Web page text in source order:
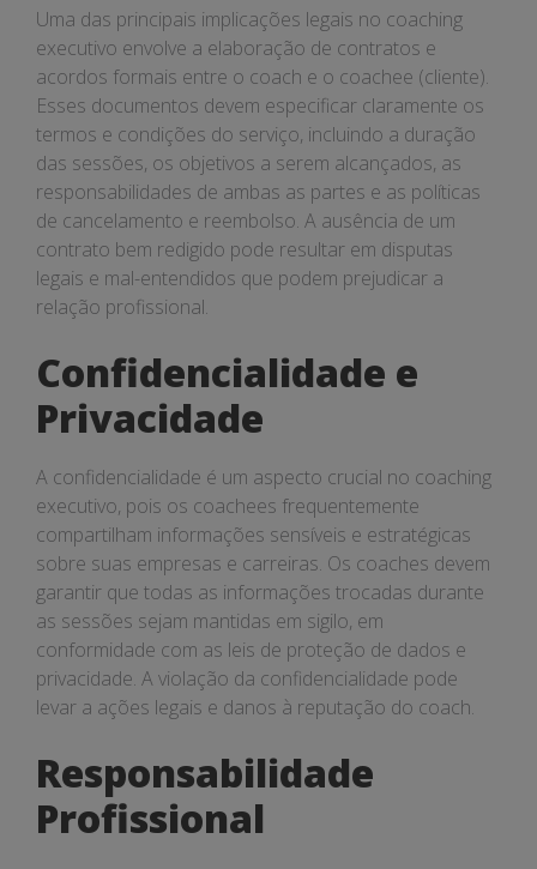
Uma das principais implicações legais no coaching
executivo envolve a elaboração de contratos e
acordos formais entre o coach e o coachee (cliente).
Esses documentos devem especificar claramente os
termos e condições do serviço, incluindo a duração
das sessões, os objetivos a serem alcançados, as
responsabilidades de ambas as partes e as políticas
de cancelamento e reembolso. A ausência de um
contrato bem redigido pode resultar em disputas
legais e mal-entendidos que podem prejudicar a
relação profissional.
Confidencialidade e
Privacidade
A confidencialidade é um aspecto crucial no coaching
executivo, pois os coachees frequentemente
compartilham informações sensíveis e estratégicas
sobre suas empresas e carreiras. Os coaches devem
garantir que todas as informações trocadas durante
as sessões sejam mantidas em sigilo, em
conformidade com as leis de proteção de dados e
privacidade. A violação da confidencialidade pode
levar a ações legais e danos à reputação do coach.
Responsabilidade
Profissional